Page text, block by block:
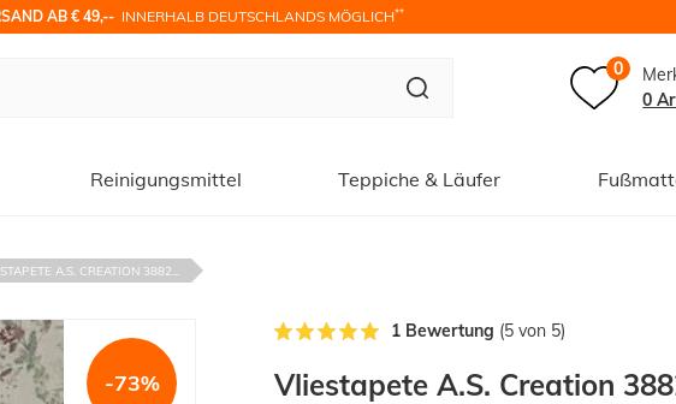
AB € 49,-- INNERHALB DEUTSCHLANDS MÖGLICH**
0
0
Reinigungsmittel Teppiche & Läufer
A.S. CREATION 3882...
-73% Vliestapete A.S. Creation
1 Bewertung (5 von 5)